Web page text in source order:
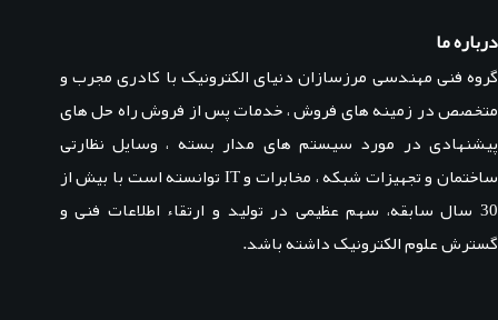
درباره ما
گروه فنی مهندسی مرزسازان دنیای الکترونیک با کادری مجرب و
متخصص در زمینه های فروش ، خدمات پس از فروش راه حل های
پیشنهادی در مورد سیستم های مدار بسته ، وسایل نظارتی
ساختمان و تجهیزات شبکه ، مخابرات و IT توانسته است با بیش از
30 سال سابقه، سهم عظیمی در تولید و ارتقاء اطلاعات فنی و
گسترش علوم الکترونیک داشته باشد.